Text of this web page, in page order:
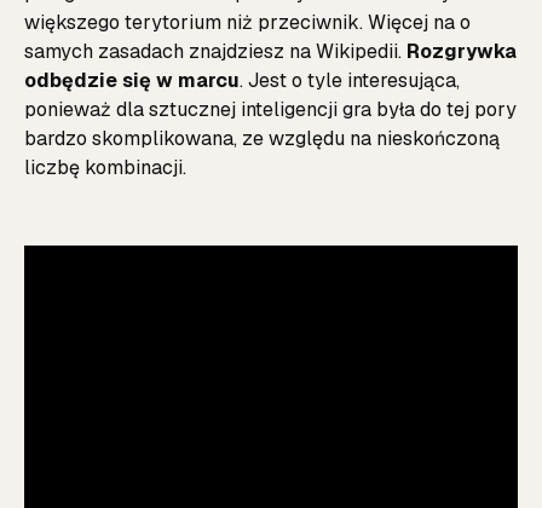
większego terytorium niż przeciwnik. Więcej na o
samych zasadach znajdziesz naWikipedii. Rozgrywka
odbędzie się w marcu. Jest o tyle interesująca,
ponieważ dla sztucznej inteligencji gra była do tej pory
bardzo skomplikowana, ze względu na nieskończoną
liczbę kombinacji.